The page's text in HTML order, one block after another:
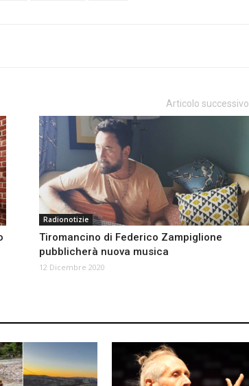
Articolo successivo
Radionotizie
Tiromancino di Federico Zampiglione
pubblicherà nuova musica
12 Dicembre 2020